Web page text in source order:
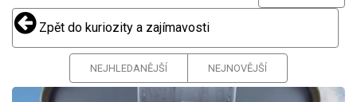
Zpět do kuriozity a zajímavosti
NEJHLEDANĚJŠÍ NEJNOVĚJŠÍ